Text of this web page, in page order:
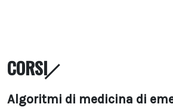
CORSI
Algoritmi di medicina di